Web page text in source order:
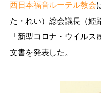
西日本福音ルーテル教会
た・れい）総会議長（姫
「新型コロナ・ウイルス
文書を発表した。